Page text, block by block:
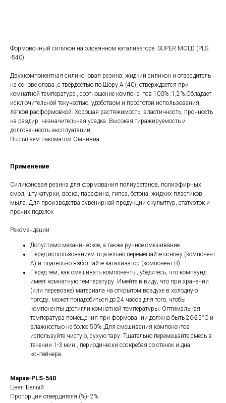
Формовочный силикон на оловянном катализаторе. SUPER MOLD (PLS
-540)
Двухкомпонентная силиконовая резина: жидкий силикон и отвердитель
на основе олова ,с твёрдостью по Шору А (40), отверждается при
комнатной температуре , соотношение компонентов 100% :1,2%.Обладает
исключительной текучестью, удобством и простотой использования,
лёгкой расформовкой. Хорошая растяжимость, эластичность, прочность
на раздир, незначительная усадка. Высокая тиражируемость и
долговечность эксплуатации.
Высылаем пакоматом Омнивиа
Применение
Силиконовая резина для формования полиуретанов, полиэфирных
смол, штукатурки, воска, парафина, гипса, бетона, жидких пластиков,
мыла. Для производства сувенирной продукции скульптур, статуэток и
прочих поделок
Рекомендации:
Допустимо механическое, а также ручное смешивание.
Перед использованием тщательно перемешайте основу (компонент
А) и тщательно взболтайте катализатор (компонент В).
Перед тем, как смешивать компоненты, убедитесь, что компаунд
имеет комнатную температуру. Имейте в виду, что при хранении
(или перевозке) материала на открытом воздухе в холодную
погоду, может понадобиться до 24 часов для того, чтобы
компоненты достигли комнатной температуры. Оптимальная
температура помещения при формовании должна быть 20-25°C и
влажностью не более 50% .Для смешивания компонентов
используйте чистую, сухую тару. Тщательно перемешайте смесь в
течении 1-3 мин., периодически соскребая со стенок и дна
контейнера
Марка-PLS-540
Цвет- Белый
Пропорция отвердителя (%)- 2%